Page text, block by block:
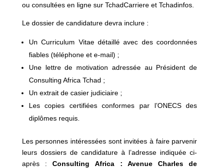
ou consultées en ligne sur TchadCarriere et Tchadinfos.
Le dossier de candidature devra inclure :
Un Curriculum Vitae détaillé avec des coordonnées
fiables (téléphone et e-mail) ;
Une lettre de motivation adressée au Président de
Consulting Africa Tchad ;
Un extrait de casier judiciaire ;
Les copies certifiées conformes par l’ONECS des
diplômes requis.
Les personnes intéressées sont invitées à faire parvenir
leurs dossiers de candidature à l’adresse indiquée ci-
après :Consulting
Africa : Avenue Charles de